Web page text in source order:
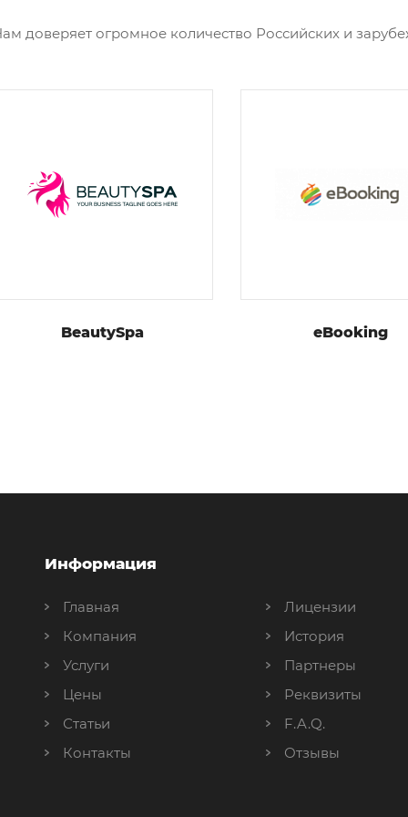
доверяет огромное количество Российских и
BeautySpa eBooking
Информация
Главная
Компания
Услуги
Цены
Статьи
Контакты
Лицензии
История
Партнеры
Реквизиты
F.A.Q.
Отзывы